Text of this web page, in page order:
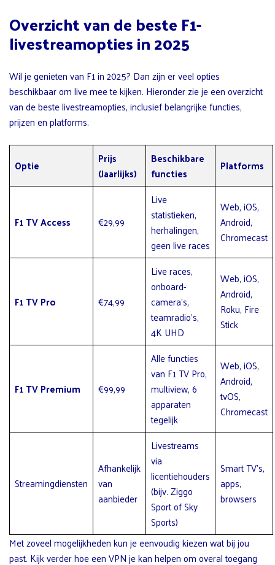
Overzicht van de beste F1-
livestreamopties in 2025
Wil je genieten van F1 in 2025? Dan zijn er veel opties
beschikbaar om live mee te kijken. Hieronder zie je een overzicht
van de beste livestreamopties, inclusief belangrijke functies,
prijzen en platforms.
Optie
Prijs
(Jaarlijks)
Beschikbare
functies
Platforms
F1 TV Access €29,99
Live
statistieken,
herhalingen,
geen live races
Web, iOS,
Android,
Chromecast
F1 TV Pro €74,99
Live races,
onboard-
camera’s,
teamradio’s,
4K UHD
Web, iOS,
Android,
Roku, Fire
Stick
F1 TV Premium €99,99
Alle functies
van F1 TV Pro,
multiview, 6
apparaten
tegelijk
Web, iOS,
Android,
tvOS,
Chromecast
Streamingdiensten
Afhankelijk
van
aanbieder
Livestreams
via
licentiehouders
(bijv. Ziggo
Sport of Sky
Sports)
Smart TV’s,
apps,
browsers
Met zoveel mogelijkheden kun je eenvoudig kiezen wat bij jou
past. Kijk verder hoe een VPN je kan helpen om overal toegang